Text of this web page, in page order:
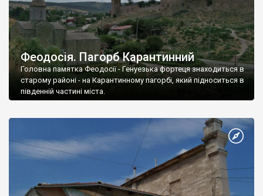
Феодосія. Пагорб Карантинний
Головна памятка Феодосії - Генуезька фортеця знаходиться в
старому районі - на Карантинному пагорбі, який підноситься в
південній частині міста.